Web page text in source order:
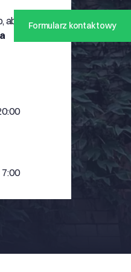
Formularz kontaktowy
aby Ci